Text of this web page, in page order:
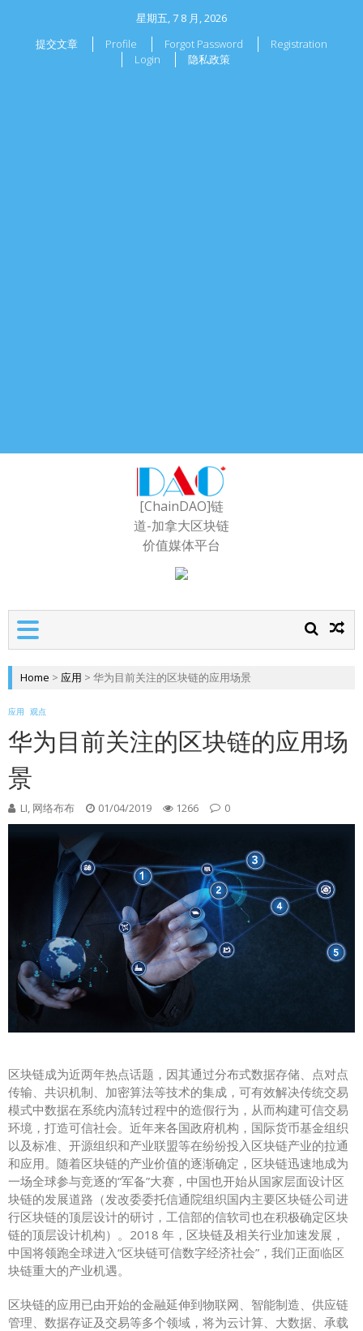
星期五, 7 8 月, 2026
提交文章
Profile Forgot Password
Registration
Login
隐私政策
[ChainDAO]链
道-加拿大区块链
价值媒体平台
Home > 应用 > 华为目前关注的区块链的应用场景
应用 观点
华为目前关注的区块链的应用场
景
LI, 网络布布 01/04/2019 1266 0
区块链成为近两年热点话题，因其通过分布式数据存储、点对点
传输、共识机制、加密算法等技术的集成，可有效解决传统交易
模式中数据在系统内流转过程中的造假行为，从而构建可信交易
环境，打造可信社会。近年来各国政府机构，国际货币基金组织
以及标准、开源组织和产业联盟等在纷纷投入区块链产业的拉通
和应用。随着区块链的产业价值的逐渐确定，区块链迅速地成为
一场全球参与竞逐的“军备”大赛，中国也开始从国家层面设计区
块链的发展道路（发改委委托信通院组织国内主要区块链公司进
行区块链的顶层设计的研讨，工信部的信软司也在积极确定区块
链的顶层设计机构）。2018 年，区块链及相关行业加速发展，
中国将领跑全球进入“区块链可信数字经济社会”，我们正面临区
块链重大的产业机遇。
区块链的应用已由开始的金融延伸到物联网、智能制造、供应链
管理、数据存证及交易等多个领域，将为云计算、大数据、承载